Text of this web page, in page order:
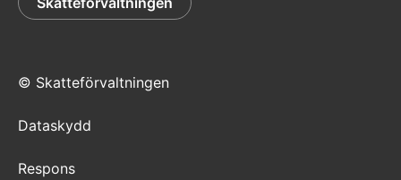
© Skatteförvaltningen
Dataskydd
Respons